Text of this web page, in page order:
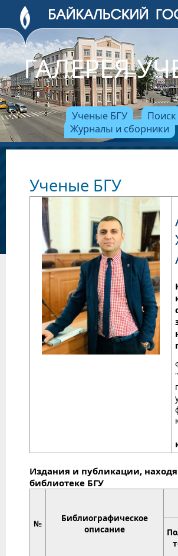
ГАЛЕРЕЯ
Ученые БГУ
Журналы и сборники
Ученые БГУ
Издания и публикации,
библиотеке БГУ
№
Библиографическое
описание